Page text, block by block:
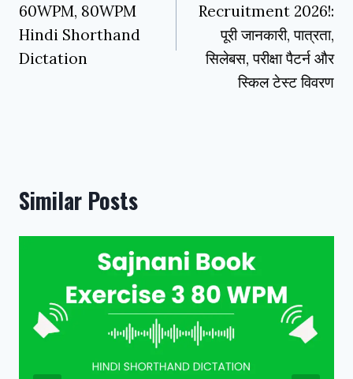
60WPM, 80WPM
Hindi Shorthand
Dictation
Recruitment 2026!:
पूरी जानकारी, पात्रता,
सिलेबस, परीक्षा पैटर्न और
स्किल टेस्ट विवरण
Similar Posts